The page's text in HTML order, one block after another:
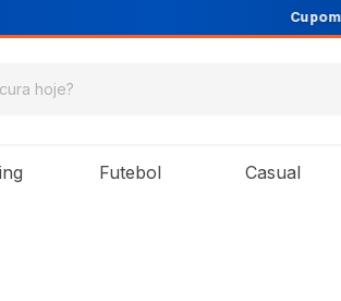
PRIMEIRA10 para 10% OFF na 1ª compra
Futebol Casual